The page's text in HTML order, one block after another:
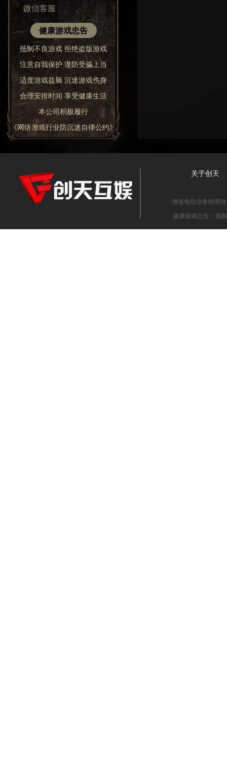
微信客服
健康游戏忠告
抵制不良游戏 拒绝盗版游戏
注意自我保护 谨防受骗上当
适度游戏益脑 沉迷游戏伤身
合理安排时间 享受健康生活
本公司积极履行
《网络游戏行业防沉迷自律公约》
关于创天
增值电信业务经营
健康游戏公告：抵